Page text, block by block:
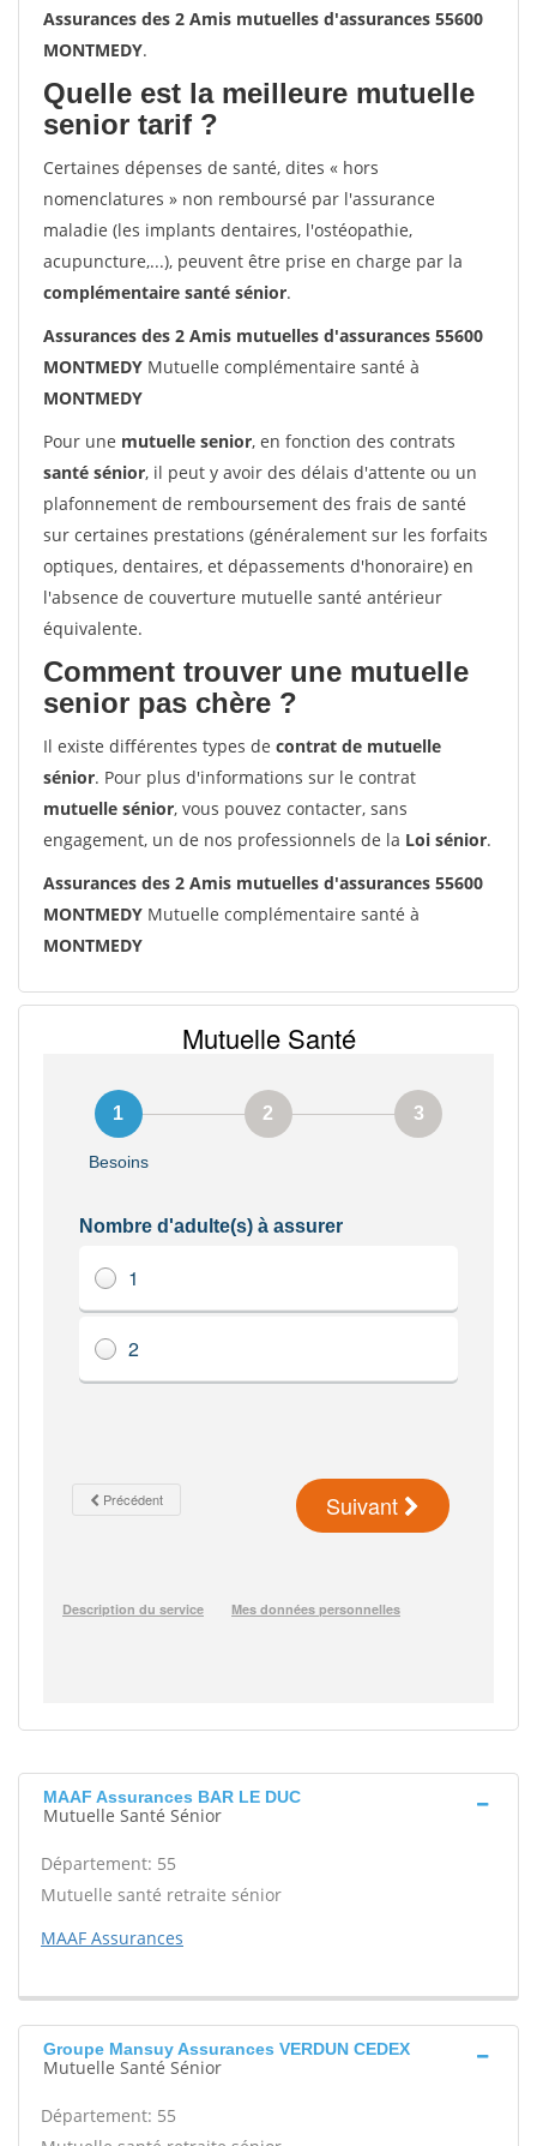
Assurances des 2 Amis mutuelles d'assurances 55600
MONTMEDY.
Quelle est la meilleure mutuelle
senior tarif ?
Certaines dépenses de santé, dites « hors
nomenclatures » non remboursé par l'assurance
maladie (les implants dentaires, l'ostéopathie,
acupuncture,...), peuvent être prise en charge par la
complémentaire santé sénior.
Assurances des 2 Amis mutuelles d'assurances 55600
MONTMEDY Mutuelle complémentaire santé à
MONTMEDY
Pour une mutuelle senior, en fonction des contrats
santé sénior, il peut y avoir des délais d'attente ou un
plafonnement de remboursement des frais de santé
sur certaines prestations (généralement sur les forfaits
optiques, dentaires, et dépassements d'honoraire) en
l'absence de couverture mutuelle santé antérieur
équivalente.
Comment trouver une mutuelle
senior pas chère ?
Il existe différentes types de contrat de mutuelle
sénior. Pour plus d'informations sur le contrat
mutuelle sénior, vous pouvez contacter, sans
engagement, un de nos professionnels de la Loi sénior.
Assurances des 2 Amis mutuelles d'assurances 55600
MONTMEDY Mutuelle complémentaire santé à
MONTMEDY
MAAF Assurances BAR LE DUC
Mutuelle Santé Sénior
Département: 55
Mutuelle santé retraite sénior
MAAF Assurances
Groupe Mansuy Assurances VERDUN CEDEX
Mutuelle Santé Sénior
Département: 55